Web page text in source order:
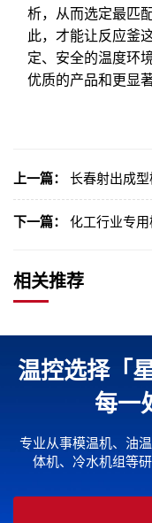
析，从而选定最匹
此，才能让反应釜
定、安全的温度环
优质的产品和更显
上一篇： 长春射出成
下一篇： 化工行业专
相关推荐
温控选择「
每一
专业从事模温机、油
体机、冷水机组等